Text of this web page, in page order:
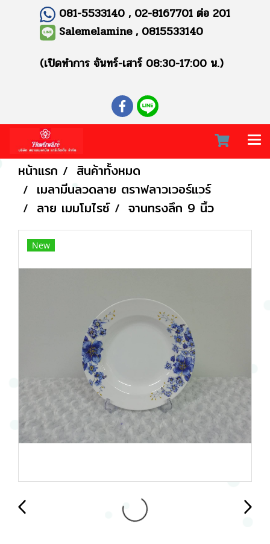
081-5533140 , 02-8167701 ต่อ 201
Salemelamine , 0815533140
(เปิดทำการ จันทร์-เสาร์ 08:30-17:00 น.)
หน้าแรก
สินค้าทั้งหมด
เมลามีนลวดลาย ตราฟลาวเวอร์แวร์
ลาย เมมโมไรซ์
จานทรงลึก 9 นิ้ว
New